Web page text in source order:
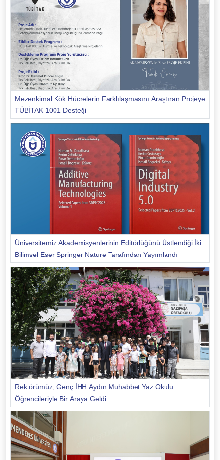
Mezenkimal Kök Hücrelerin Farklılaşmasını Araştıran Projeye
TÜBİTAK 1001 Desteği
Üniversitemiz Akademisyenlerinin Editörlüğünü Üstlendiği İki
Bilimsel Eser Springer Nature Tarafından Yayımlandı
Rektörümüz, Genç İHH Aydın Muhabbet Yaz Okulu
Öğrencileriyle Bir Araya Geldi